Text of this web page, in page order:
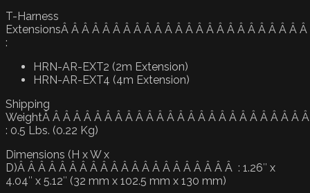
T-Harness
ExtensionsÂ Â Â Â Â Â Â Â Â Â Â Â Â Â Â Â Â Â Â Â Â Â Â
:
HRN-AR-EXT2 (2m Extension)
HRN-AR-EXT4 (4m Extension)
Shipping
WeightÂ Â Â Â Â Â Â Â Â Â Â Â Â Â Â Â Â Â Â Â Â Â Â Â Â
: 0.5 Lbs. (0.22 Kg)
Dimensions (H x W x
D)Â Â Â Â Â Â Â Â Â Â Â Â Â Â Â Â Â Â Â Â Â : 1.26″ x
4.04″ x 5.12″ (32 mm x 102.5 mm x 130 mm)